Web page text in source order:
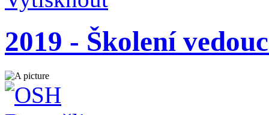
2019 - Školení